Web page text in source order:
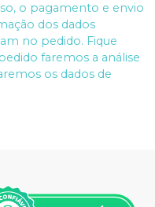
o pagamento e envio
dos dados
no pedido. Fique
faremos a análise
os dados de